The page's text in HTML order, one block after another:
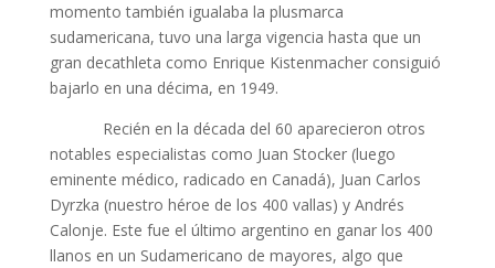
momento también igualaba la plusmarca
sudamericana, tuvo una larga vigencia hasta que un
gran decathleta como Enrique Kistenmacher consiguió
bajarlo en una décima, en 1949.
Recién en la década del 60 aparecieron otros
notables especialistas como Juan Stocker (luego
eminente médico, radicado en Canadá), Juan Carlos
Dyrzka (nuestro héroe de los 400 vallas) y Andrés
Calonje. Este fue el último argentino en ganar los 400
llanos en un Sudamericano de mayores, algo que